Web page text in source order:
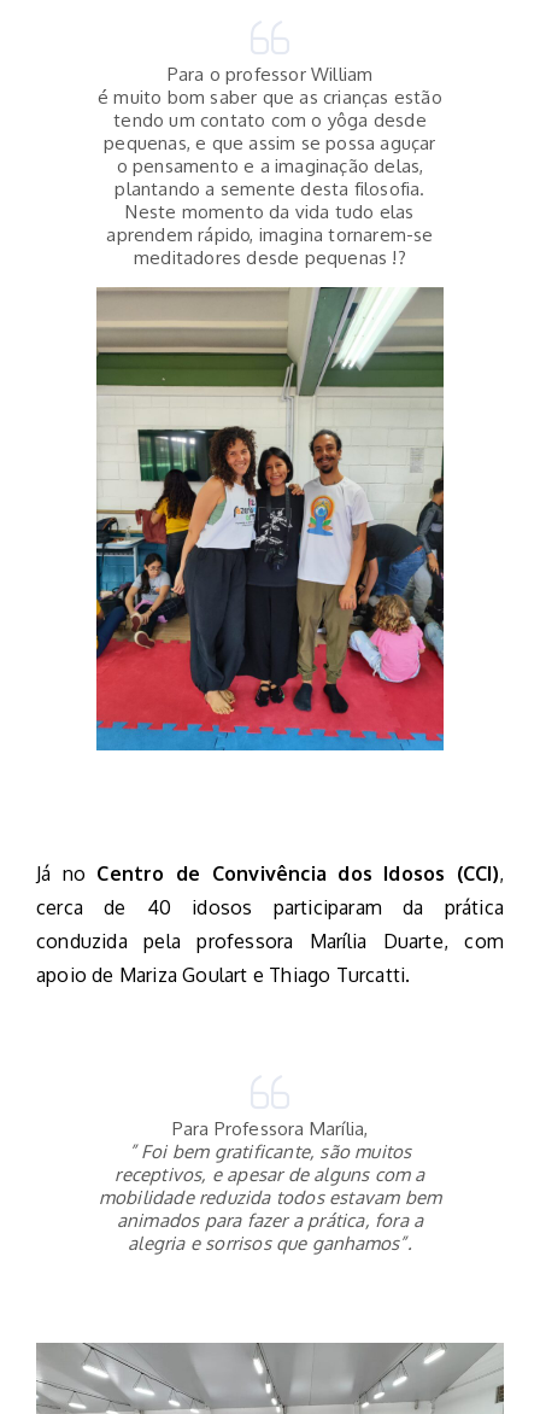
Para o professor William
é muito bom saber que as crianças estão
tendo um contato com o yôga desde
pequenas, e que assim se possa aguçar
o pensamento e a imaginação delas,
plantando a semente desta filosofia.
Neste momento da vida tudo elas
aprendem rápido, imagina tornarem-se
meditadores desde pequenas !?
Já no Centro de Convivência dos Idosos (CCI),
cerca de 40 idosos participaram da prática
conduzida pela professora Marília Duarte, com
apoio de Mariza Goulart e Thiago Turcatti.
Para Professora Marília,
” Foi bem gratificante, são muitos
receptivos, e apesar de alguns com a
mobilidade reduzida todos estavam bem
animados para fazer a prática, fora a
alegria e sorrisos que ganhamos”.